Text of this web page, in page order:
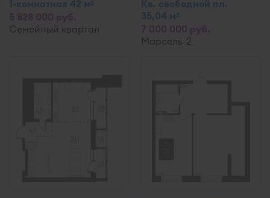
1-комнатная 42 м2
Семейный квартал
Кв. свободной пл.
35,04 м2
Марсель-2